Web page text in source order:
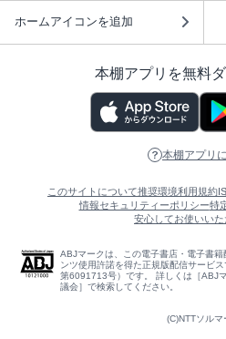
ホームアイコンを追加
本棚アプリを無料
本棚アプリ
このサイトについて推奨環境利用規約
情報セキュリティーポリシー特
安心してお使いい
ABJマークは、この電子書店・電子書
ンツ使用許諾を得た正規版配信サービ
第6091713号）です。 詳しくは［ABJ
議会］で検索してください。
(C)NTTソルマ